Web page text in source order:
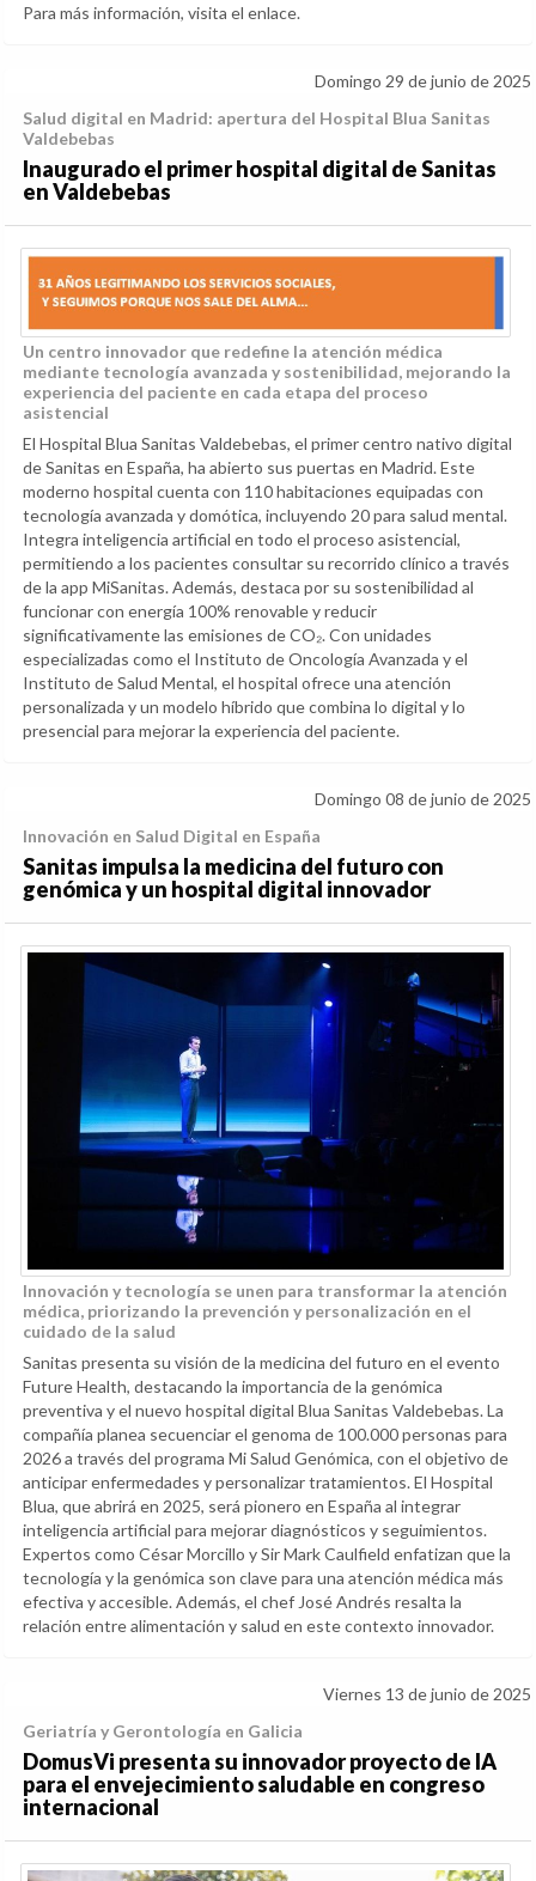
Para más información, visita el enlace.
Domingo 29 de junio de 2025
Salud digital en Madrid: apertura del Hospital Blua Sanitas
Valdebebas
Inaugurado el primer hospital digital de Sanitas
en Valdebebas
Un centro innovador que redefine la atención médica
mediante tecnología avanzada y sostenibilidad, mejorando la
experiencia del paciente en cada etapa del proceso
asistencial
El Hospital Blua Sanitas Valdebebas, el primer centro nativo digital
de Sanitas en España, ha abierto sus puertas en Madrid. Este
moderno hospital cuenta con 110 habitaciones equipadas con
tecnología avanzada y domótica, incluyendo 20 para salud mental.
Integra inteligencia artificial en todo el proceso asistencial,
permitiendo a los pacientes consultar su recorrido clínico a través
de la app MiSanitas. Además, destaca por su sostenibilidad al
funcionar con energía 100% renovable y reducir
significativamente las emisiones de CO₂. Con unidades
especializadas como el Instituto de Oncología Avanzada y el
Instituto de Salud Mental, el hospital ofrece una atención
personalizada y un modelo híbrido que combina lo digital y lo
presencial para mejorar la experiencia del paciente.
Domingo 08 de junio de 2025
Innovación en Salud Digital en España
Sanitas impulsa la medicina del futuro con
genómica y un hospital digital innovador
Innovación y tecnología se unen para transformar la atención
médica, priorizando la prevención y personalización en el
cuidado de la salud
Sanitas presenta su visión de la medicina del futuro en el evento
Future Health, destacando la importancia de la genómica
preventiva y el nuevo hospital digital Blua Sanitas Valdebebas. La
compañía planea secuenciar el genoma de 100.000 personas para
2026 a través del programa Mi Salud Genómica, con el objetivo de
anticipar enfermedades y personalizar tratamientos. El Hospital
Blua, que abrirá en 2025, será pionero en España al integrar
inteligencia artificial para mejorar diagnósticos y seguimientos.
Expertos como César Morcillo y Sir Mark Caulfield enfatizan que la
tecnología y la genómica son clave para una atención médica más
efectiva y accesible. Además, el chef José Andrés resalta la
relación entre alimentación y salud en este contexto innovador.
Viernes 13 de junio de 2025
Geriatría y Gerontología en Galicia
DomusVi presenta su innovador proyecto de IA
para el envejecimiento saludable en congreso
internacional